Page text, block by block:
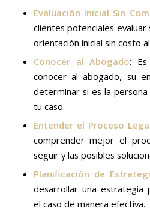
Evaluación Inicial Sin
clientes potenciales evaluar
orientación inicial sin costo
Conocer al Abogado: Es
conocer al abogado, su
determinar si es la
tu caso.
Entender el Proceso
comprender mejor el
seguir y las posibles
Planificación de
desarrollar una estrategia
el caso de manera efectiva.